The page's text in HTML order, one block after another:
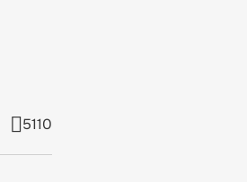
5110